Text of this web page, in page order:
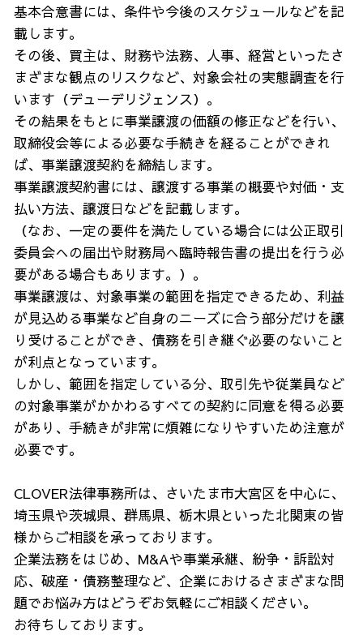
基本合意書には、条件や今後のスケジュールなどを記
載します。
その後、買主は、財務や法務、人事、経営といったさ
まざまな観点のリスクなど、対象会社の実態調査を行
います（デューデリジェンス）。
その結果をもとに事業譲渡の価額の修正などを行い、
取締役会等による必要な手続きを経ることができれ
ば、事業譲渡契約を締結します。
事業譲渡契約書には、譲渡する事業の概要や対価・支
払い方法、譲渡日などを記載します。
（なお、一定の要件を満たしている場合には公正取引
委員会への届出や財務局へ臨時報告書の提出を行う必
要がある場合もあります。）。
事業譲渡は、対象事業の範囲を指定できるため、利益
が見込める事業など自身のニーズに合う部分だけを譲
り受けることができ、債務を引き継ぐ必要のないこと
が利点となっています。
しかし、範囲を指定している分、取引先や従業員など
の対象事業がかかわるすべての契約に同意を得る必要
があり、手続きが非常に煩雑になりやすいため注意が
必要です。
CLOVER法律事務所は、さいたま市大宮区を中心に、
埼玉県や茨城県、群馬県、栃木県といった北関東の皆
様からご相談を承っております。
企業法務をはじめ、M&Aや事業承継、紛争・訴訟対
応、破産・債務整理など、企業におけるさまざまな問
題でお悩み方はどうぞお気軽にご相談ください。
お待ちしております。